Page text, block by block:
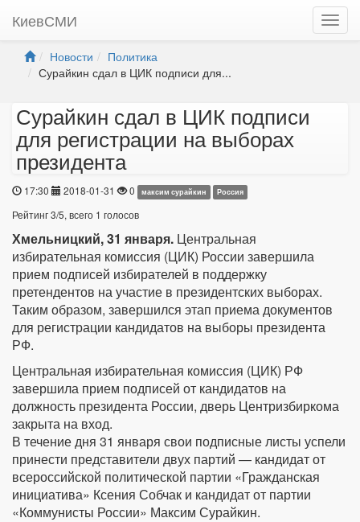
КиевСМИ
Новости
Политика
Сурайкин сдал в ЦИК подписи для...
Сурайкин сдал в ЦИК подписи
для регистрации на выборах
президента
17:30 2018-01-31 0 максим сурайкин Россия
Рейтинг3/5, всего 1 голосов
Хмельницкий, 31 января. Центральная
избирательная комиссия (ЦИК) России завершила
прием подписей избирателей в поддержку
претендентов на участие в президентских выборах.
Таким образом, завершился этап приема документов
для регистрации кандидатов на выборы президента
РФ.
Центральная избирательная комиссия (ЦИК) РФ
завершила прием подписей от кандидатов на
должность президента России, дверь Центризбиркома
закрыта на вход.
В течение дня 31 января свои подписные листы успели
принести представители двух партий — кандидат от
всероссийской политической партии «Гражданская
инициатива» Ксения Собчак и кандидат от партии
«Коммунисты России» Максим Сурайкин.